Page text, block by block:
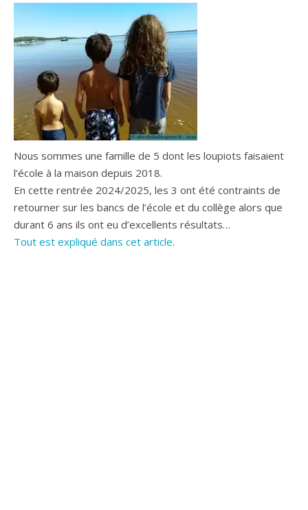
Nous sommes une famille de 5 dont les loupiots faisaient
l’école à la maison depuis 2018.
En cette rentrée 2024/2025, les 3 ont été contraints de
retourner sur les bancs de l’école et du collège alors que
durant 6 ans ils ont eu d’excellents résultats…
Tout est expliqué dans cet article.